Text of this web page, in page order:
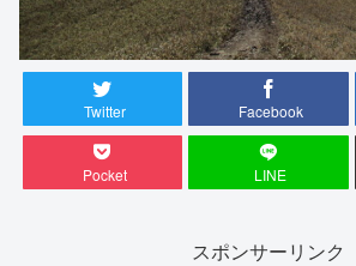
Twitter Facebook
Pocket LINE
スポンサーリンク